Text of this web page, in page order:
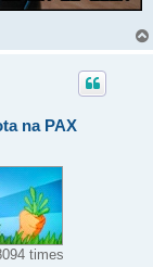
na PAX
times